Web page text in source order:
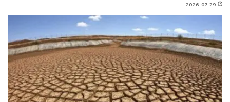
2026-07-29